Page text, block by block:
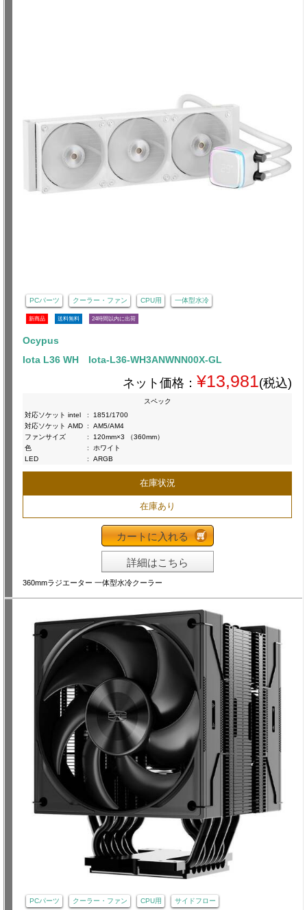
PCパーツ クーラー・ファン CPU用 一体型水冷
新商品 送料無料 24時間以内に出荷
Ocypus
Iota L36 WH Iota-L36-WH3ANWNN00X-GL
ネット価格： ¥13,981(税込)
スペック
対応ソケット intel
:
1851/1700
対応ソケット AMD :
AM5/AM4
ファンサイズ
:
120mm×3 （360mm）
色
:
ホワイト
LED
: ARGB
在庫状況
在庫あり
カートに入れる
詳細はこちら
360mmラジエーター 一体型水冷クーラー
PCパーツ クーラー・ファン CPU用 サイドフロー